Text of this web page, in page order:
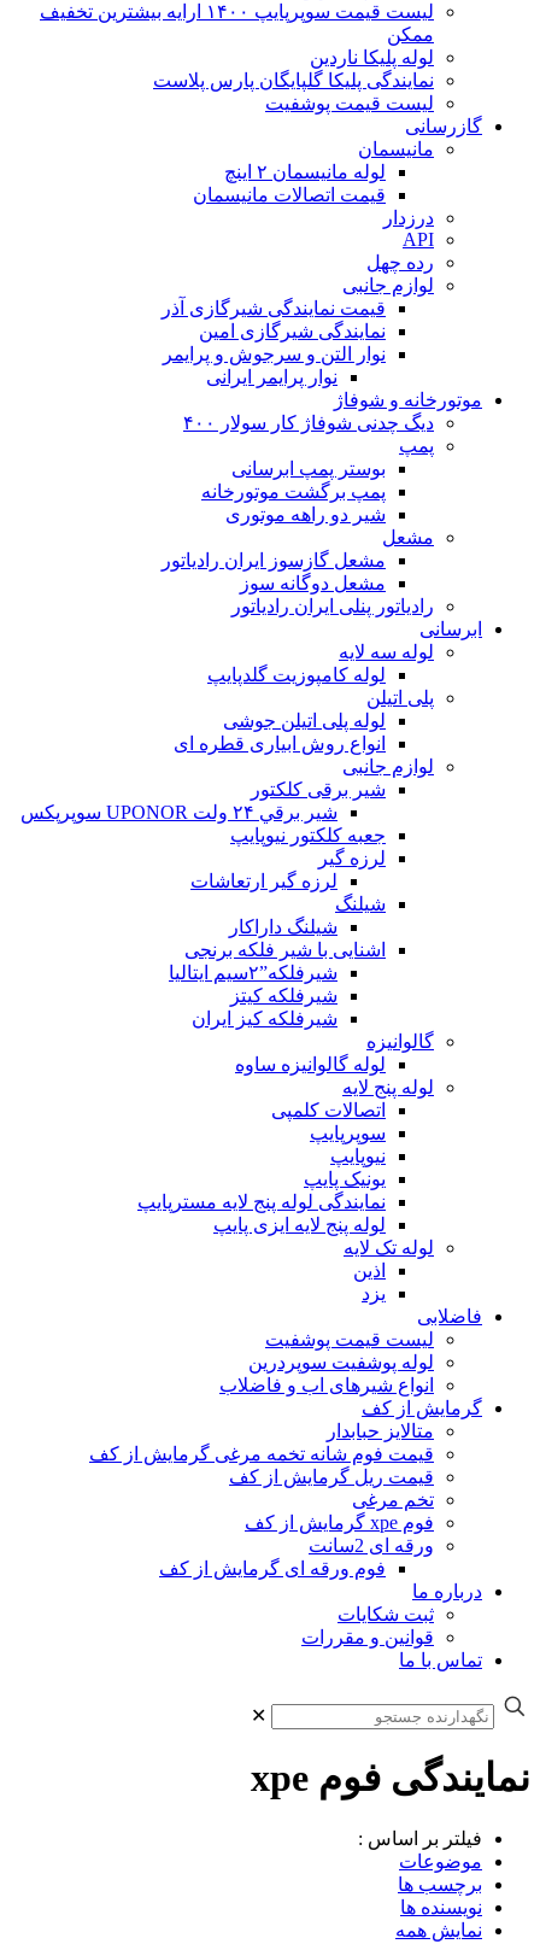
لیست قیمت سوپرپایپ ۱۴۰۰ ارایه بیشترین تخفیف
ممکن
لوله پلیکا ناردین
نمایندگی پلیکا گلپایگان پارس پلاست
لیست قیمت پوشفیت
گازرسانی
مانیسمان
لوله مانیسمان ۲ اینچ
قیمت اتصالات مانیسمان
درزدار
API
رده چهل
لوازم جانبی
قیمت نمایندگی شیرگازی آذر
نمایندگی شیرگازی امین
نوار التن و سرجوش و پرایمر
نوار پرایمر ایرانی
موتورخانه و شوفاژ
دیگ چدنی شوفاژ کار سولار ۴۰۰
پمپ
بوستر پمپ ابرسانی
پمپ برگشت موتورخانه
شیر دو راهه موتوری
مشعل
مشعل گازسوز ایران رادیاتور
مشعل دوگانه سوز
رادیاتور پنلی ایران رادیاتور
ابرسانی
لوله سه لایه
لوله کامپوزیت گلدپایپ
پلی اتیلن
لوله پلی اتیلن جوشی
انواع روش ابیاری قطره ای
لوازم جانبی
شیر برقی کلکتور
شير برقي ۲۴ ولت UPONOR سوپرپکس
جعبه کلکتور نیوپایپ
لرزه گیر
لرزه گیر ارتعاشات
شیلنگ
شیلنگ داراکار
اشنایی با شیر فلکه برنجی
شیرفلکه”۲سیم ایتالیا
شیرفلکه کیتز
شیرفلکه کیز ایران
گالوانیزه
لوله گالوانیزه ساوه
لوله پنج لایه
اتصالات کلمپی
سوپرپایپ
نیوپایپ
یونیک پایپ
نمایندگی لوله پنج لایه مسترپایپ
لوله پنج لایه ایزی پایپ
لوله تک لایه
اذین
یزد
فاضلابی
لیست قیمت پوشفیت
لوله پوشفیت سوپردرین
انواع شیرهای اب و فاضلاب
گرمایش از کف
متالایز حبابدار
قیمت فوم شانه تخمه مرغی گرمایش از کف
قیمت ریل گرمایش از کف
تخم مرغی
فوم xpe گرمایش از کف
ورقه ای 2سانت
فوم ورقه ای گرمایش از کف
درباره ما
ثبت شکایات
قوانین و مقررات
تماس با ما
✕
نمایندگی فوم xpe
فیلتر بر اساس :
موضوعات
برچسب ها
نویسنده ها
نمایش همه